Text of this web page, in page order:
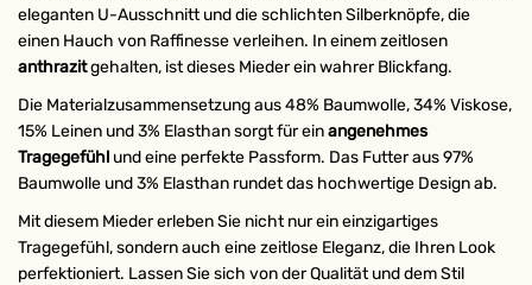
eleganten U-Ausschnitt und die schlichten Silberknöpfe, die
einen Hauch von Raffinesse verleihen. In einem zeitlosen
anthrazitgehalten, ist dieses Mieder ein wahrer Blickfang.
Die Materialzusammensetzung aus 48% Baumwolle, 34% Viskose,
15% Leinen und 3% Elasthan sorgt für einangenehmes
Tragegefühl und eine perfekte Passform. Das Futter aus 97%
Baumwolle und 3% Elasthan rundet das hochwertige Design ab.
Mit diesem Mieder erleben Sie nicht nur ein einzigartiges
Tragegefühl, sondern auch eine zeitlose Eleganz, die Ihren Look
perfektioniert. Lassen Sie sich von der Qualität und dem Stil